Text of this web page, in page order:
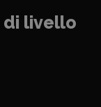
di livello